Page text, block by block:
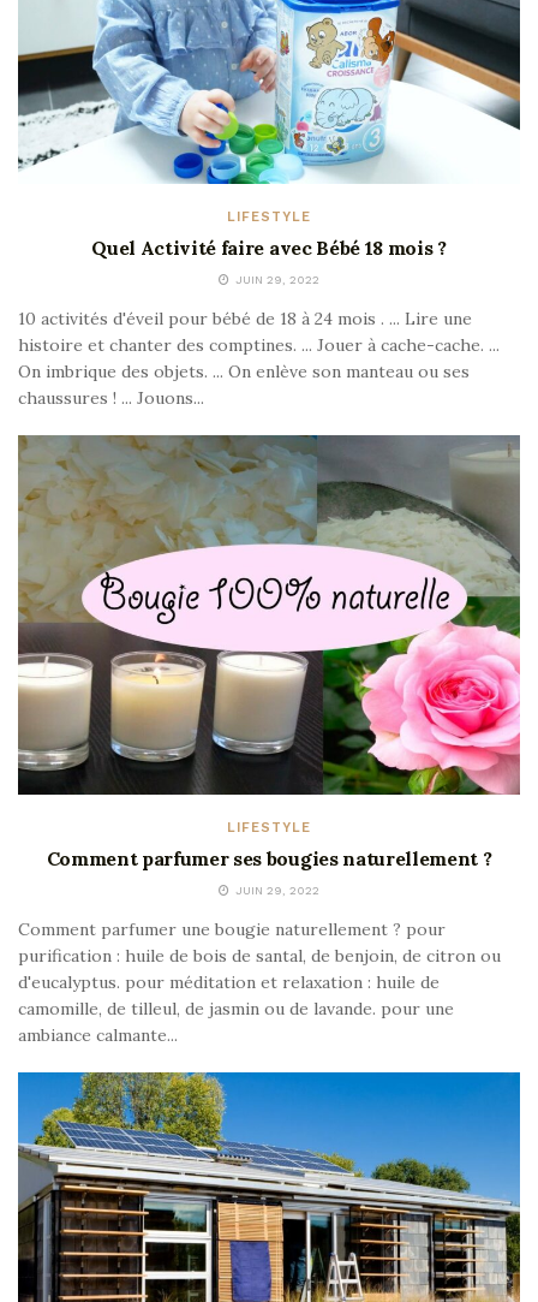
LIFESTYLE
Quel Activité faire avec Bébé 18 mois ?
JUIN 29, 2022
10 activités d'éveil pour bébé de 18 à 24 mois . ... Lire une
histoire et chanter des comptines. ... Jouer à cache-cache. ...
On imbrique des objets. ... On enlève son manteau ou ses
chaussures ! ... Jouons...
LIFESTYLE
Comment parfumer ses bougies naturellement ?
JUIN 29, 2022
Comment parfumer une bougie naturellement ? pour
purification : huile de bois de santal, de benjoin, de citron ou
d'eucalyptus. pour méditation et relaxation : huile de
camomille, de tilleul, de jasmin ou de lavande. pour une
ambiance calmante...